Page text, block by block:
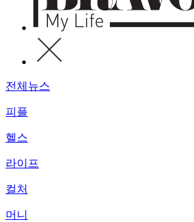
전체뉴스
피플
헬스
라이프
컬처
머니